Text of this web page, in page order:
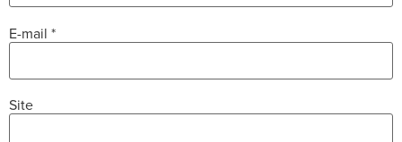
E-mail *
Site